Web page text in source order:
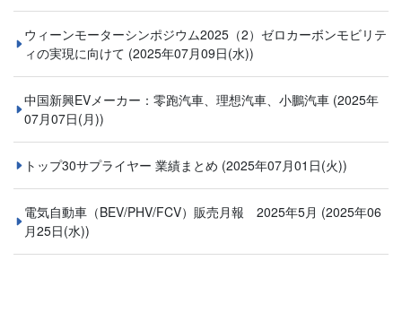
ウィーンモーターシンポジウム2025（2）ゼロカーボンモビリテ
ィの実現に向けて (2025年07月09日(水))
中国新興EVメーカー：零跑汽車、理想汽車、小鵬汽車 (2025年
07月07日(月))
トップ30サプライヤー 業績まとめ (2025年07月01日(火))
電気自動車（BEV/PHV/FCV）販売月報 2025年5月 (2025年06
月25日(水))